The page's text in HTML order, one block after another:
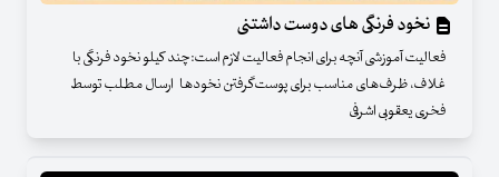
نخود فرنگی های دوست داشتنی
فعالیت آموزشی آنچه برای انجام فعالیت لازم است:چند کیلو نخود فرنگی با
غلاف، ظرف‌های مناسب برای پوست‌گرفتن نخودها ارسال مطلب توسط
فخری یعقوبی اشرفی